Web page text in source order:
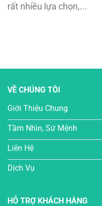
rất nhiều lựa chọn,...
VỀ CHÚNG TÔI
Giới Thiệu Chung
Tầm Nhìn, Sứ Mệnh
Liên Hệ
Dịch Vụ
HỖ TRỢ KHÁCH HÀNG